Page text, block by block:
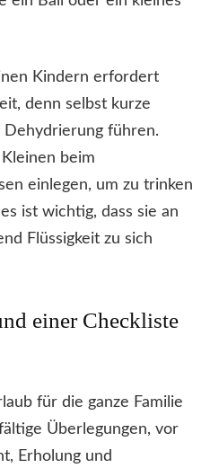
Kindern erfordert
denn selbst kurze
Dehydrierung führen.
beim
einlegen, um zu trinken
ist wichtig, dass sie an
Flüssigkeit zu sich
einer Checkliste
für die ganze Familie
Überlegungen, vor
Erholung und